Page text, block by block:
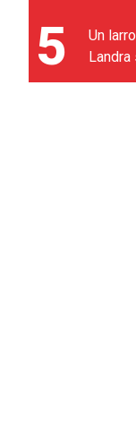
5
Un
Landra